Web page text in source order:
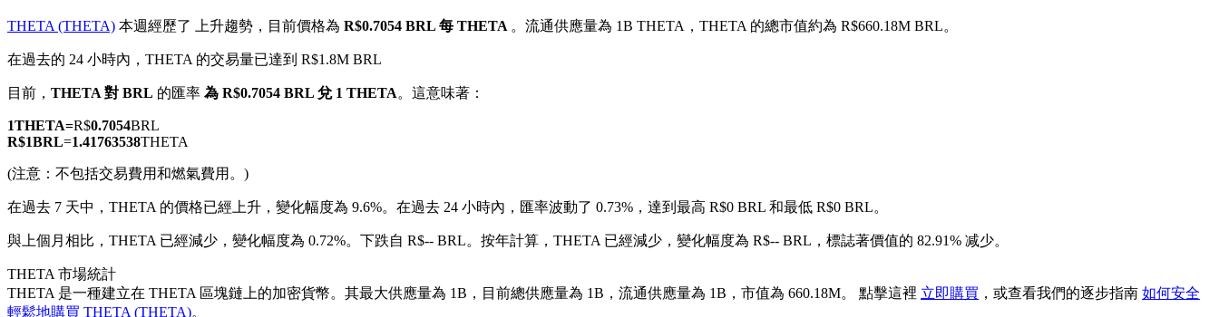
TradFi
美股、外匯、貴金屬及大宗商品衍生性商品
THETA (THETA) 本週經歷了 上升趨勢，目前價格為 R$0.7054 BRL 每 THETA 。流通供應量為 1B THETA，THETA 的總市值約為 R$660.18M BRL。
在過去的 24 小時內，THETA 的交易量已達到 R$1.8M BRL
目前， THETA 對 BRL 的匯率 為 R$0.7054 BRL 兌 1 THETA。這意味著：
1THETA=R$0.7054BRL
R$1BRL=1.41763538THETA
(注意：不包括交易費用和燃氣費用。)
在過去 7 天中，THETA 的價格已經上升，變化幅度為 9.6%。 在過去 24 小時內，匯率波動了 0.73%，達到最高 R$0 BRL 和最低 R$0 BRL。
與上個月相比，THETA 已經減少，變化幅度為 0.72%。下跌自 R$-- BRL。 按年計算，THETA 已經減少，變化幅度為 R$-- BRL，標誌著價值的 82.91% 减少。
THETA 市場統計
THETA 是一種建立在 THETA 區塊鏈上的加密貨幣。其最大供應量為 1B，目前總供應量為 1B，流通供應量為 1B，市值為 660.18M。 點擊這裡 立即購買 ，或查看我們的逐步指南 如何安全
輕鬆地購買 THETA (THETA)。